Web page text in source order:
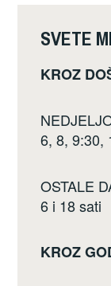
k
SVETE
KROZ
6, 8, 9:30,
OSTALE
6 i 18 sati
KROZ